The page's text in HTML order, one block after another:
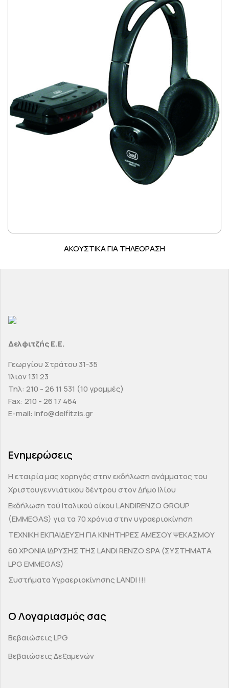
ΑΚΟΥΣΤΙΚΑ ΓΙΑ ΤΗΛΕΟΡΑΣΗ
Δελφιτζής Ε.Ε.
Γεωργίου Στράτου 31-35
Ίλιον 131 23
Τηλ: 210 - 26 11 531 (10 γραμμές)
Fax: 210 - 26 17 464
E-mail: info@delfitzis.gr
Ενημερώσεις
H εταιρία μας χορηγός στην εκδήλωση ανάμματος του
Χριστουγεννιάτικου δέντρου στον Δήμο Ιλίου
Εκδήλωση τού Ιταλικού οίκου LANDIRENZO GROUP
(EMMEGAS) για τα 70 χρόνια στην υγραεριοκίνηση
ΤΕΧΝΙΚΗ ΕΚΠΑΙΔΕΥΣΗ ΓΙΑ ΚΙΝΗΤΗΡΕΣ ΑΜΕΣΟΥ ΨΕΚΑΣΜΟΥ
60 ΧΡΟΝΙΑ ΙΔΡΥΣΗΣ ΤΗΣ LANDI RENZO SPA (ΣΥΣΤΗΜΑΤΑ
LPG EMMEGAS)
Συστήματα Υγραεριοκίνησης LANDI !!!
Ο Λογαριασμός σας
Βεβαιώσεις LPG
Βεβαιώσεις Δεξαμενών